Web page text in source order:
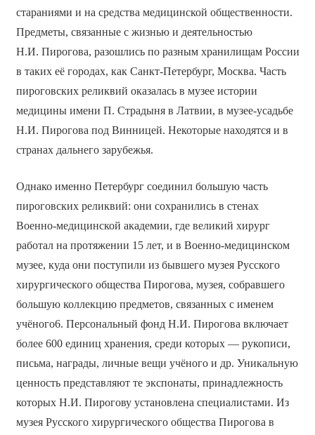
стараниями и на средства медицинской общественности.
Предметы, связанные с жизнью и деятельностью
Н.И. Пирогова, разошлись по разным хранилищам России
в таких её городах, как Санкт-Петербург, Москва. Часть
пироговских реликвий оказалась в музее истории
медицины имени П. Страдыня в Латвии, в музее-усадьбе
Н.И. Пирогова под Винницей. Некоторые находятся и в
странах дальнего зарубежья.
Однако именно Петербург соединил большую часть
пироговских реликвий: они сохранились в стенах
Военно-медицинской академии, где великий хирург
работал на протяжении 15 лет, и в Военно-медицинском
музее, куда они поступили из бывшего музея Русского
хирургического общества Пирогова, музея, собравшего
большую коллекцию предметов, связанных с именем
учёного6. Персональный фонд Н.И. Пирогова включает
более 600 единиц хранения, среди которых — рукописи,
письма, награды, личные вещи учёного и др. Уникальную
ценность представляют те экспонаты, принадлежность
которых Н.И. Пирогову установлена специалистами. Из
музея Русского хирургического общества Пирогова в